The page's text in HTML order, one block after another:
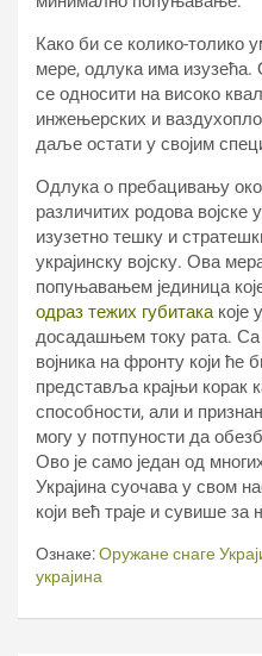
Како би се колико-толико
мере, одлука има
се односити на високо
инжењерских и
даље остати у својим
Одлука о пребацивању око
различитих родова
изузетно тешку и
украјинску војску. Ова
попуњавањем јединица
одраз тежих губитака које
досадашњем току рата. Са
војника на фронту који ће
представља крајњи корак
способности, али и
могу у потпуности да
Ово је само један од
Украјина суочава у свом
који већ траје и сувише за
Ознаке:Оружане снаге
украјина